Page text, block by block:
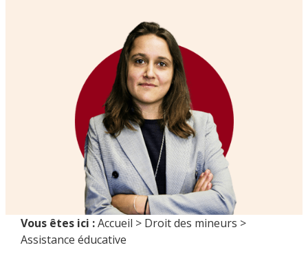
Pause
Vous êtes ici : Accueil > Droit des mineurs >
Assistance éducative